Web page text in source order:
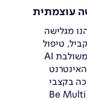
מגלישה
טיפול
הגנת סייבר משולבת AI
Multi